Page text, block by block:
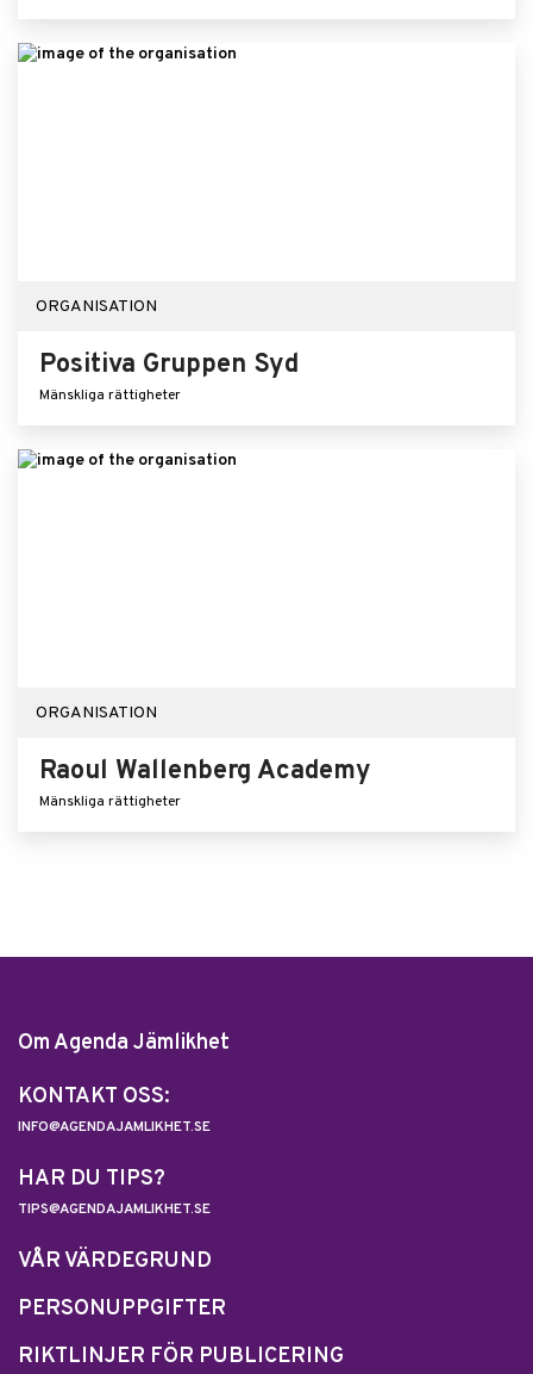
ORGANISATION
Positiva Gruppen Syd
Mänskliga rättigheter
ORGANISATION
Raoul Wallenberg Academy
Mänskliga rättigheter
Om Agenda Jämlikhet
KONTAKT OSS:
INFO@AGENDAJAMLIKHET.SE
HAR DU TIPS?
TIPS@AGENDAJAMLIKHET.SE
VÅR VÄRDEGRUND
PERSONUPPGIFTER
RIKTLINJER FÖR PUBLICERING